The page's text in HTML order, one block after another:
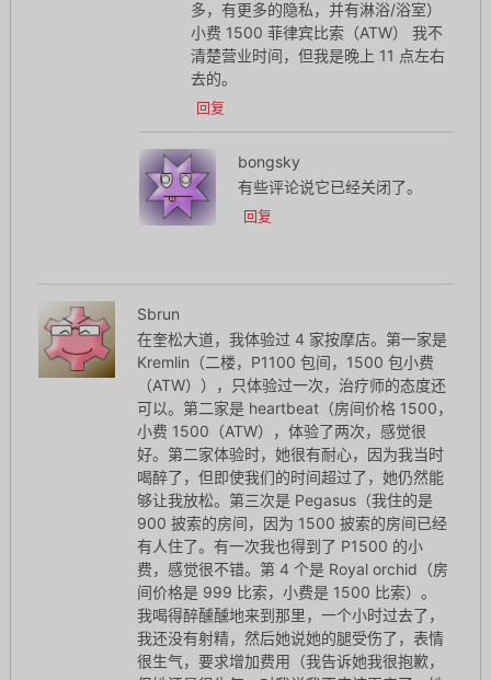
多，有更多的隐私，并有淋浴/浴室）
小费 1500 菲律宾比索（ATW） 我不
清楚营业时间，但我是晚上 11 点左右
去的。
回复
bongsky
有些评论说它已经关闭了。
回复
Sbrun
在奎松大道，我体验过 4 家按摩店。第一家是
Kremlin（二楼，P1100 包间，1500 包小费
（ATW）），只体验过一次，治疗师的态度还
可以。第二家是 heartbeat（房间价格 1500，
小费 1500（ATW），体验了两次，感觉很
好。第二家体验时，她很有耐心，因为我当时
喝醉了，但即使我们的时间超过了，她仍然能
够让我放松。第三次是 Pegasus（我住的是
900 披索的房间，因为 1500 披索的房间已经
有人住了。有一次我也得到了 P1500 的小
费，感觉很不错。第 4 个是 Royal orchid（房
间价格是 999 比索，小费是 1500 比索）。
我喝得醉醺醺地来到那里，一个小时过去了，
我还没有射精，然后她说她的腿受伤了，表情
很生气，要求增加费用（我告诉她我很抱歉，